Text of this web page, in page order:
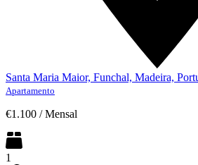
Santa Maria Maior, Funchal, Madeira,
Apartamento
€1.100 / Mensal
1